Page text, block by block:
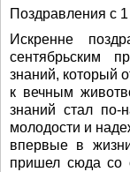
Поздравления с
Искренне
сентябрьским
знаний, который
к вечным
знаний стал по-
молодости и
впервые в
пришел сюда со